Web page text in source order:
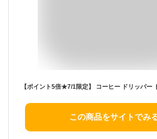
この商品をサイトでみ